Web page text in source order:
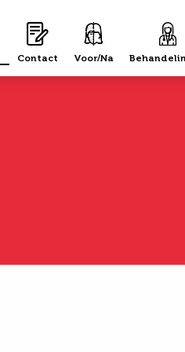
Contact Voor/Na